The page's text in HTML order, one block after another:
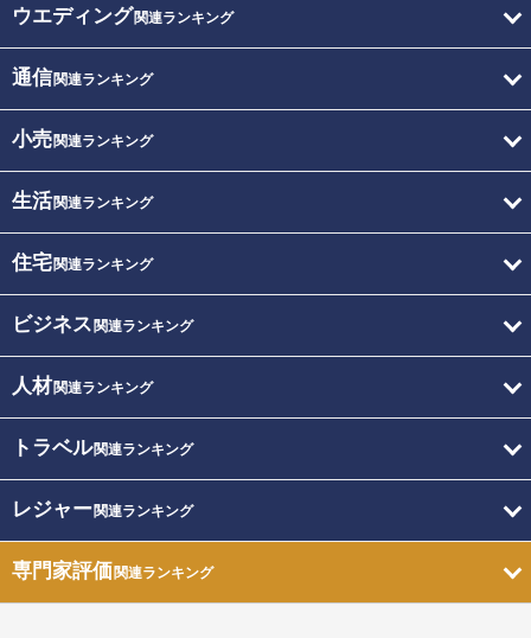
ウエディング関連ランキング
通信関連ランキング
小売関連ランキング
生活関連ランキング
住宅関連ランキング
ビジネス 関連ランキング
人材関連ランキング
トラベル関連ランキング
レジャー関連ランキング
専門家評価関連ランキング